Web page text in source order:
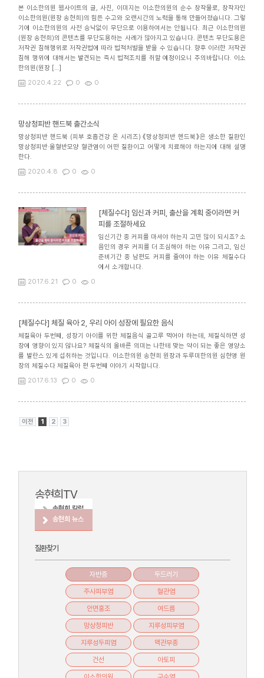
본 이소한의원 웹사이트의 글, 사진, 이미지는 이소한의원의 순수 창작물로, 창작자인
이소한의원(원장 송현희)의 힘든 수고와 오랜시간의 노력을 통해 만들어졌습니다. 그렇
기에 이소한의원의 사전 승낙없이 무단으로 이용하여서는 안됩니다. 최근 이소한의원
(원장 송현희)의 콘텐츠를 무단도용하는 사례가 많아지고 있습니다. 콘텐츠 무단도용은
저작권 침해행위로 저작권법에 따라 법적처벌을 받을 수 있습니다. 향후 이러한 저작권
침해 행위에 대해서는 발견되는 즉시 법적조치를 취할 예정이오니 주의바랍니다. 이소
한의원(원장 […]
2020.4.22
0 0
망상청피반 핸드북 출간소식
망상청피반 핸드북 (피부 호흡건강 온 시리즈) 《망상청피반 핸드북》은 생소한 질환인
망상청피반·울혈반모양 혈관염이 어떤 질환이고 어떻게 치료해야 하는지에 대해 설명
한다.
2020.4.8
0 0
[체질수다] 임신과 커피, 출산을 계획 중이라면 커
피를 조절하세요
임신기간 중 커피를 마셔야 하는지 고민 많이 되시죠? 소
음인의 경우 커피를 더 조심해야 하는 이유 그리고, 임신
준비기간 중 남편도 커피를 줄여야 하는 이유 체질수다
에서 소개합니다.
2017.6.21
0 0
[체질수다] 체질 육아 2, 우리 아이 성장에 필요한 음식
체질육아 두번째, 성장기 아이를 위한 체질음식 골고루 먹어야 하는데, 체질식하면 성
장에 영향이 있지 않나요? 체질식의 올바른 의미는 나한테 맞는 약이 되는 좋은 영양소
를 발란스 있게 섭취하는 것입니다. 이소한의원 송현희 원장과 두루미한의원 심현영 원
장의 체질수다 체질육아 편 두번째 이야기 시작합니다.
2017.6.13
0 0
이전 1 2 3
송현희TV
송현희 칼럼
송현희 뉴스
질환찾기
자반증 두드러기
주사피부염 혈관염
안면홍조 여드름
망상청피반 지루성피부염
지루성두피염 맥관부종
건선 아토피